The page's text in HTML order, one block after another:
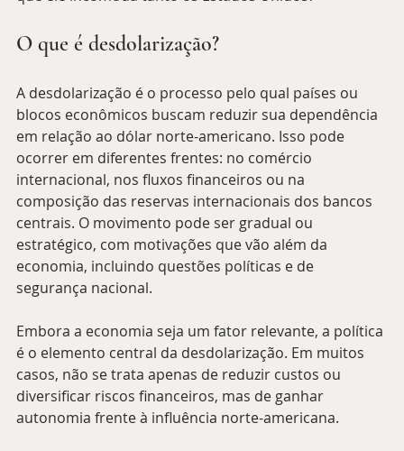
O que é desdolarização?
A desdolarização é o processo pelo qual países ou
blocos econômicos buscam reduzir sua dependência
em relação ao dólar norte-americano. Isso pode
ocorrer em diferentes frentes: no comércio
internacional, nos fluxos financeiros ou na
composição das reservas internacionais dos bancos
centrais. O movimento pode ser gradual ou
estratégico, com motivações que vão além da
economia, incluindo questões políticas e de
segurança nacional.
Embora a economia seja um fator relevante, a política
é o elemento central da desdolarização. Em muitos
casos, não se trata apenas de reduzir custos ou
diversificar riscos financeiros, mas de ganhar
autonomia frente à influência norte-americana.